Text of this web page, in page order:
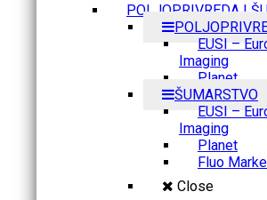
POLJOPRIVREDA I
EUSI –
Imaging
Planet
ŠUMARSTVO
EUSI –
Imaging
Planet
Fluo
Close